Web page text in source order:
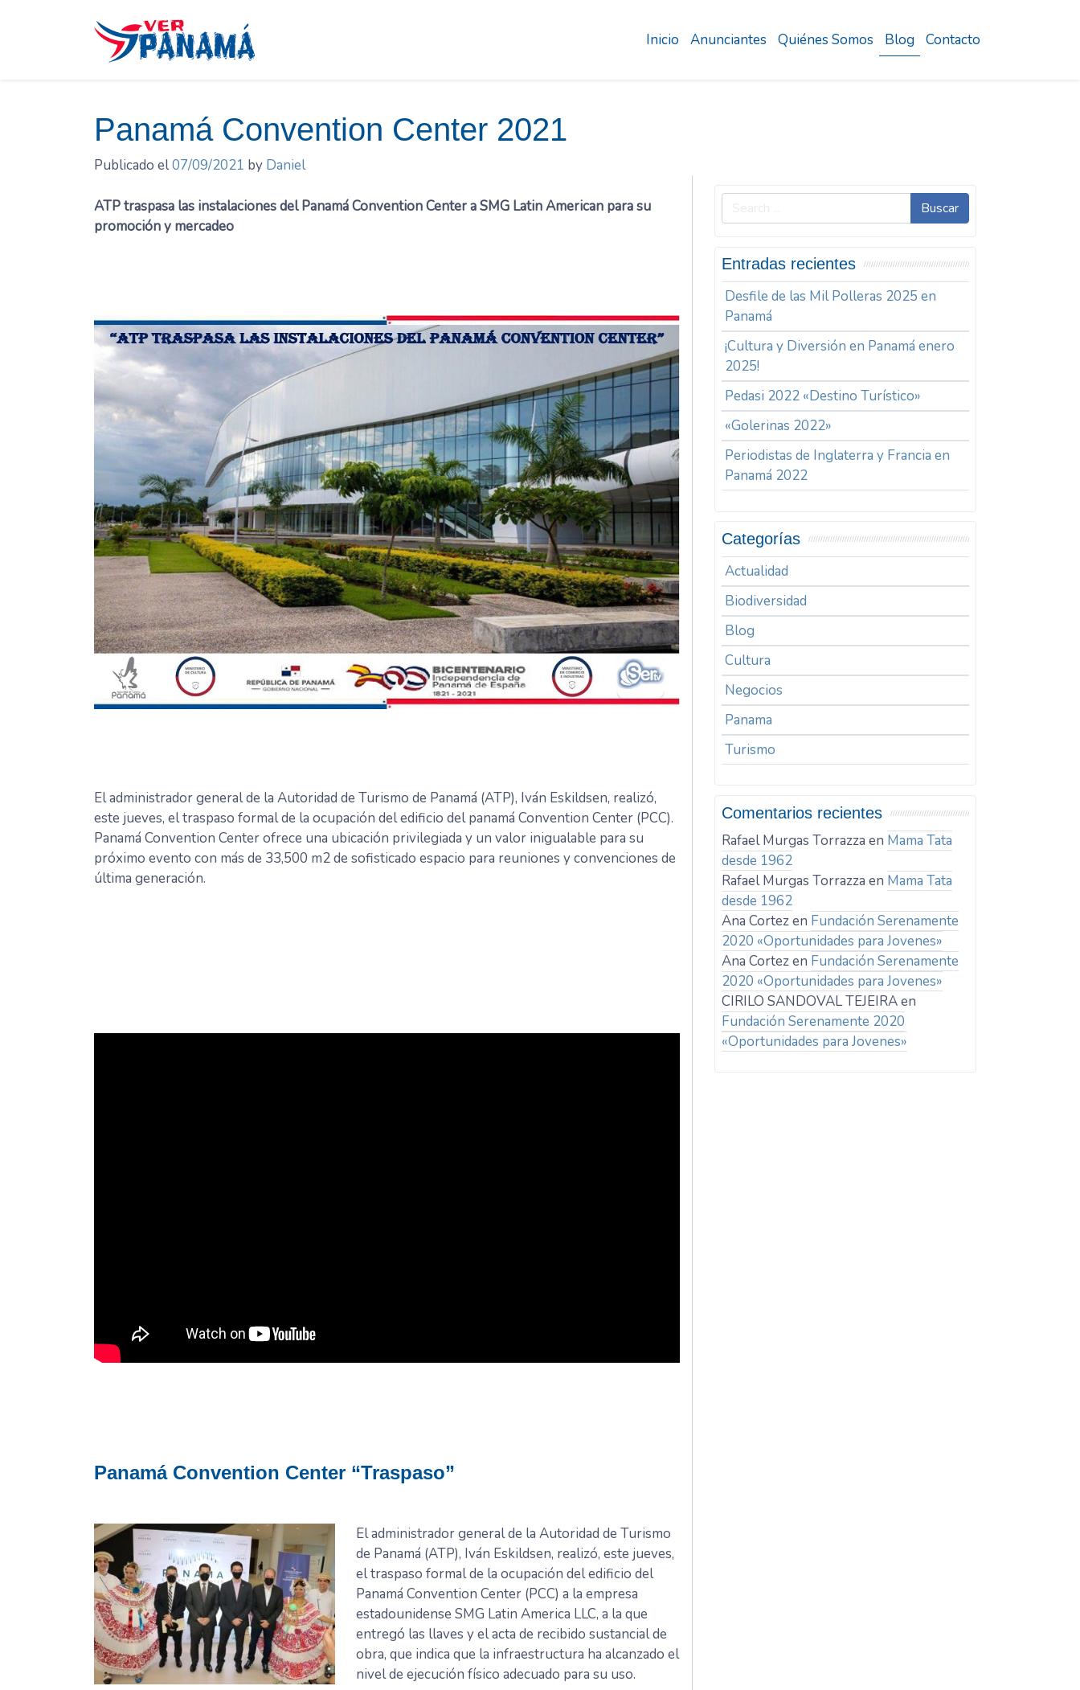
Inicio Anunciantes Quiénes Somos Blog Contacto
Panamá Convention Center 2021
Publicado el07/09/2021 by Daniel
ATP traspasa las instalaciones del Panamá Convention Center a SMG Latin American para su
promoción y mercadeo
El administrador general de la Autoridad de Turismo de Panamá (ATP), Iván Eskildsen, realizó,
este jueves, el traspaso formal de la ocupación del edificio del panamá Convention Center (PCC).
Panamá Convention Center ofrece una ubicación privilegiada y un valor inigualable para su
próximo evento con más de 33,500 m2 de sofisticado espacio para reuniones y convenciones de
última generación.
Panamá Convention Center “Traspaso”
El administrador general de la Autoridad de Turismo
de Panamá (ATP), Iván Eskildsen, realizó, este jueves,
el traspaso formal de la ocupación del edificio del
Panamá Convention Center (PCC) a la empresa
estadounidense SMG Latin America LLC, a la que
entregó las llaves y el acta de recibido sustancial de
obra, que indica que la infraestructura ha alcanzado el
nivel de ejecución físico adecuado para su uso.
Buscar
Entradas recientes
Desfile de las Mil Polleras 2025 en
Panamá
¡Cultura y Diversión en Panamá enero
2025!
Pedasi 2022 «Destino Turístico»
«Golerinas 2022»
Periodistas de Inglaterra y Francia en
Panamá 2022
Categorías
Actualidad
Biodiversidad
Blog
Cultura
Negocios
Panama
Turismo
Comentarios recientes
Rafael Murgas Torrazza en Mama Tata
desde 1962
Rafael Murgas Torrazza en Mama Tata
desde 1962
Ana Cortezen Fundación Serenamente
2020 «Oportunidades para Jovenes»
Ana Cortezen Fundación Serenamente
2020 «Oportunidades para Jovenes»
CIRILO SANDOVAL TEJEIRAen
Fundación Serenamente 2020
«Oportunidades para Jovenes»